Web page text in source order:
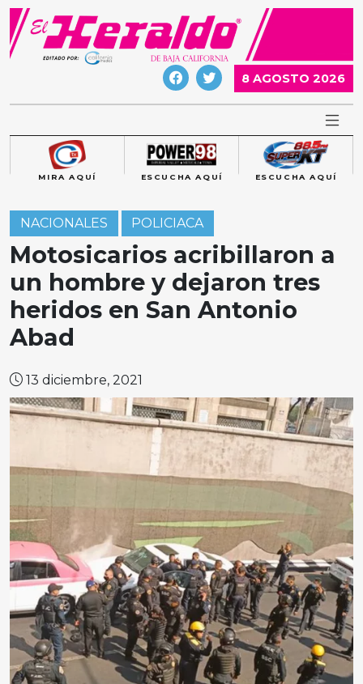
Skip
content
8 AGOSTO 2026
MIRA AQUÍ ESCUCHA AQUÍ ESCUCHA AQUÍ
NACIONALES POLICIACA
Motosicarios acribillaron a
un hombre y dejaron tres
heridos en San Antonio
Abad
13 diciembre, 2021